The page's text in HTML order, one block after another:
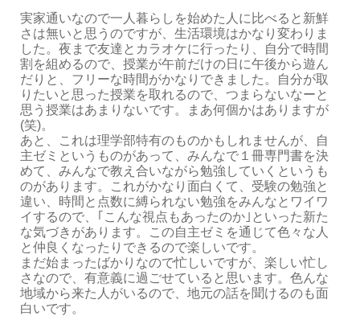
実家通いなので一人暮らしを始めた人に比べると新鮮
さは無いと思うのですが、生活環境はかなり変わりま
した。夜まで友達とカラオケに行ったり、自分で時間
割を組めるので、授業が午前だけの日に午後から遊ん
だりと、フリーな時間がかなりできました。自分が取
りたいと思った授業を取れるので、つまらないなーと
思う授業はあまりないです。まあ何個かはありますが
(笑)。
あと、これは理学部特有のものかもしれませんが、自
主ゼミというものがあって、みんなで１冊専門書を決
めて、みんなで教え合いながら勉強していくというも
のがあります。これがかなり面白くて、受験の勉強と
違い、時間と点数に縛られない勉強をみんなとワイワ
イするので、｢こんな視点もあったのか｣といった新た
な気づきがあります。この自主ゼミを通じて色々な人
と仲良くなったりできるので楽しいです。
まだ始まったばかりなので忙しいですが、楽しい忙し
さなので、有意義に過ごせていると思います。色んな
地域から来た人がいるので、地元の話を聞けるのも面
白いです。